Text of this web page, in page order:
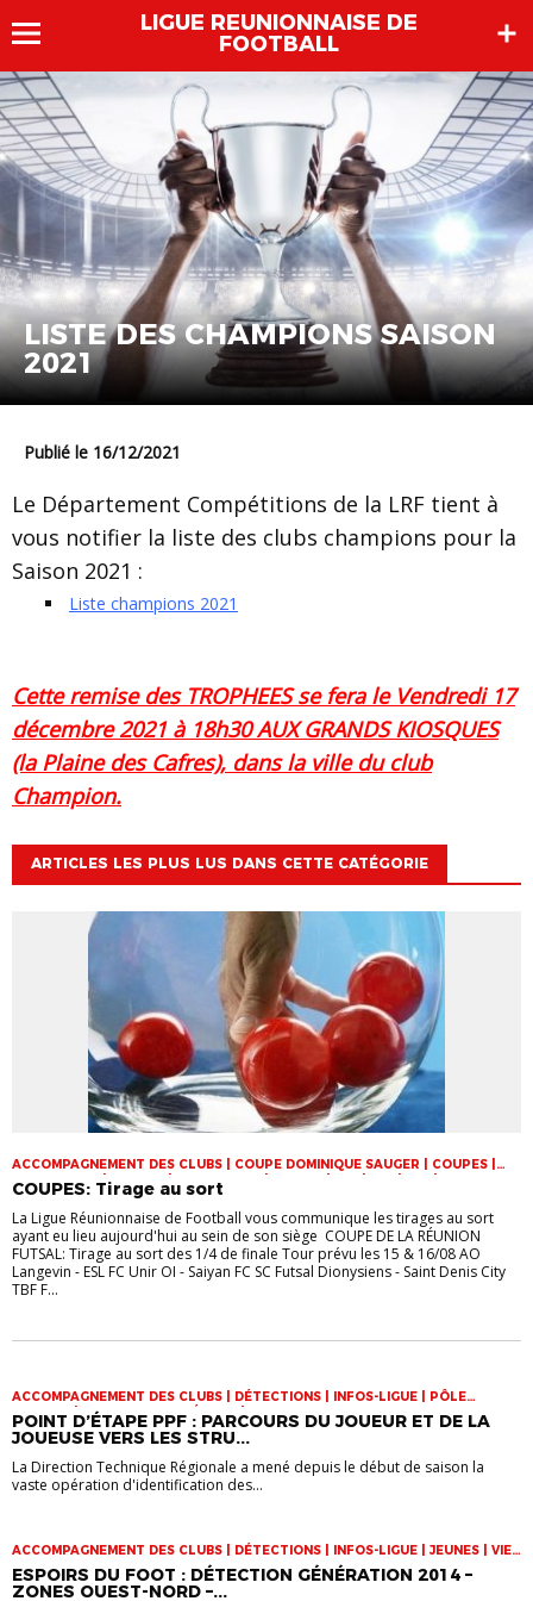
LIGUE REUNIONNAISE DE
FOOTBALL
LISTE DES CHAMPIONS SAISON
2021
Publié le 16/12/2021
Le Département Compétitions de la LRF tient à
vous notifier la liste des clubs champions pour la
Saison 2021 :
Liste champions 2021
Cette remise des TROPHEES se fera le Vendredi 17
décembre 2021 à 18h30 AUX GRANDS KIOSQUES
(la Plaine des Cafres), dans la ville du club
Champion.
ARTICLES LES PLUS LUS DANS CETTE CATÉGORIE
ACCOMPAGNEMENT DES CLUBS | COUPE DOMINIQUE SAUGER | COUPES |
FOOT LOISIR | FUTSAL | INFOS-LIGUE | JEUNES | U14 | U15 | U17 | VIE DES
CLUBS
COUPES: Tirage au sort
La Ligue Réunionnaise de Football vous communique les tirages au sort
ayant eu lieu aujourd'hui au sein de son siège COUPE DE LA RÉUNION
FUTSAL: Tirage au sort des 1/4 de finale Tour prévu les 15 & 16/08 AO
Langevin - ESL FC Unir OI - Saiyan FC SC Futsal Dionysiens - Saint Denis City
TBF F...
ACCOMPAGNEMENT DES CLUBS | DÉTECTIONS | INFOS-LIGUE | PÔLE
ESPOIRS | SPORT-ETUDE FÉMININ | VIE DES CLUBS
POINT D’ÉTAPE PPF : PARCOURS DU JOUEUR ET DE LA
JOUEUSE VERS LES STRU...
La Direction Technique Régionale a mené depuis le début de saison la
vaste opération d'identification des...
ACCOMPAGNEMENT DES CLUBS | DÉTECTIONS | INFOS-LIGUE | JEUNES | VIE
DES CLUBS
ESPOIRS DU FOOT : DÉTECTION GÉNÉRATION 2014 –
ZONES OUEST-NORD –...